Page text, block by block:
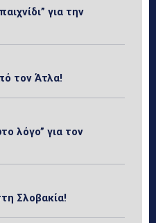
για την
τον Άτλα!
λόγο” για τον
Σλοβακία!